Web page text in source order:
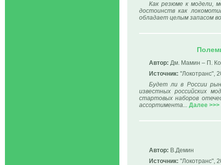
Как резюме к модели,
достоинств как
обладает целым запасом
Автор: Дм. Мамин – П.
Источник: "Локотранс",
Будет ли в России
известных российских
стартовых наборов
ассортимента... Далее >>>
Автор: В.Демин
Источник: "Локотранс",